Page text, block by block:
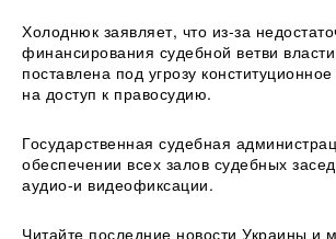
Холоднюк заявляет, что из-за
финансирования судебной ветви
поставлена под угрозу
на доступ к правосудию.
Государственная судебная
обеспечении всех залов судебных
аудио-и видеофиксации.
Читайте последние новости Украины и